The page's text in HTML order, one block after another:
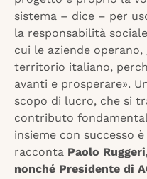
sistema – dice – per
la responsabilità
cui le aziende
territorio italiano,
avanti e prosperare».
scopo di lucro, che si
contributo
insieme con successo
racconta Paolo
nonché Presidente di